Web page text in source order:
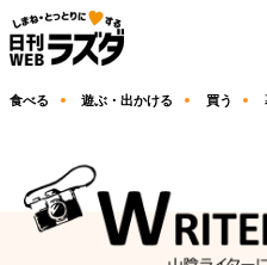
食べる 遊ぶ・出かける 買う